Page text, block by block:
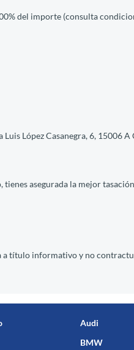
del importe (consulta
López Casanegra, 6, 15006
asegurada la mejor
a título informativo y no
Audi
BMW